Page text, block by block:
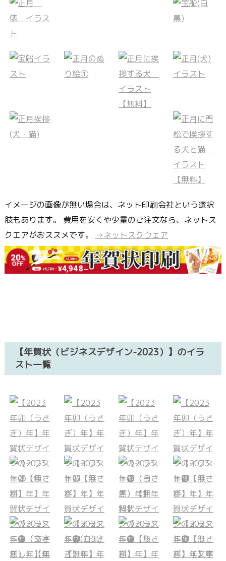
イメージの画像が無い場合は、ネット印刷会社という選択
肢もあります。 費用を安くや少量のご注文なら、ネットス
クエアがおススメです。
→ネットスクウェア
【年賀状（ビジネスデザイン-2023）】のイラ
スト一覧